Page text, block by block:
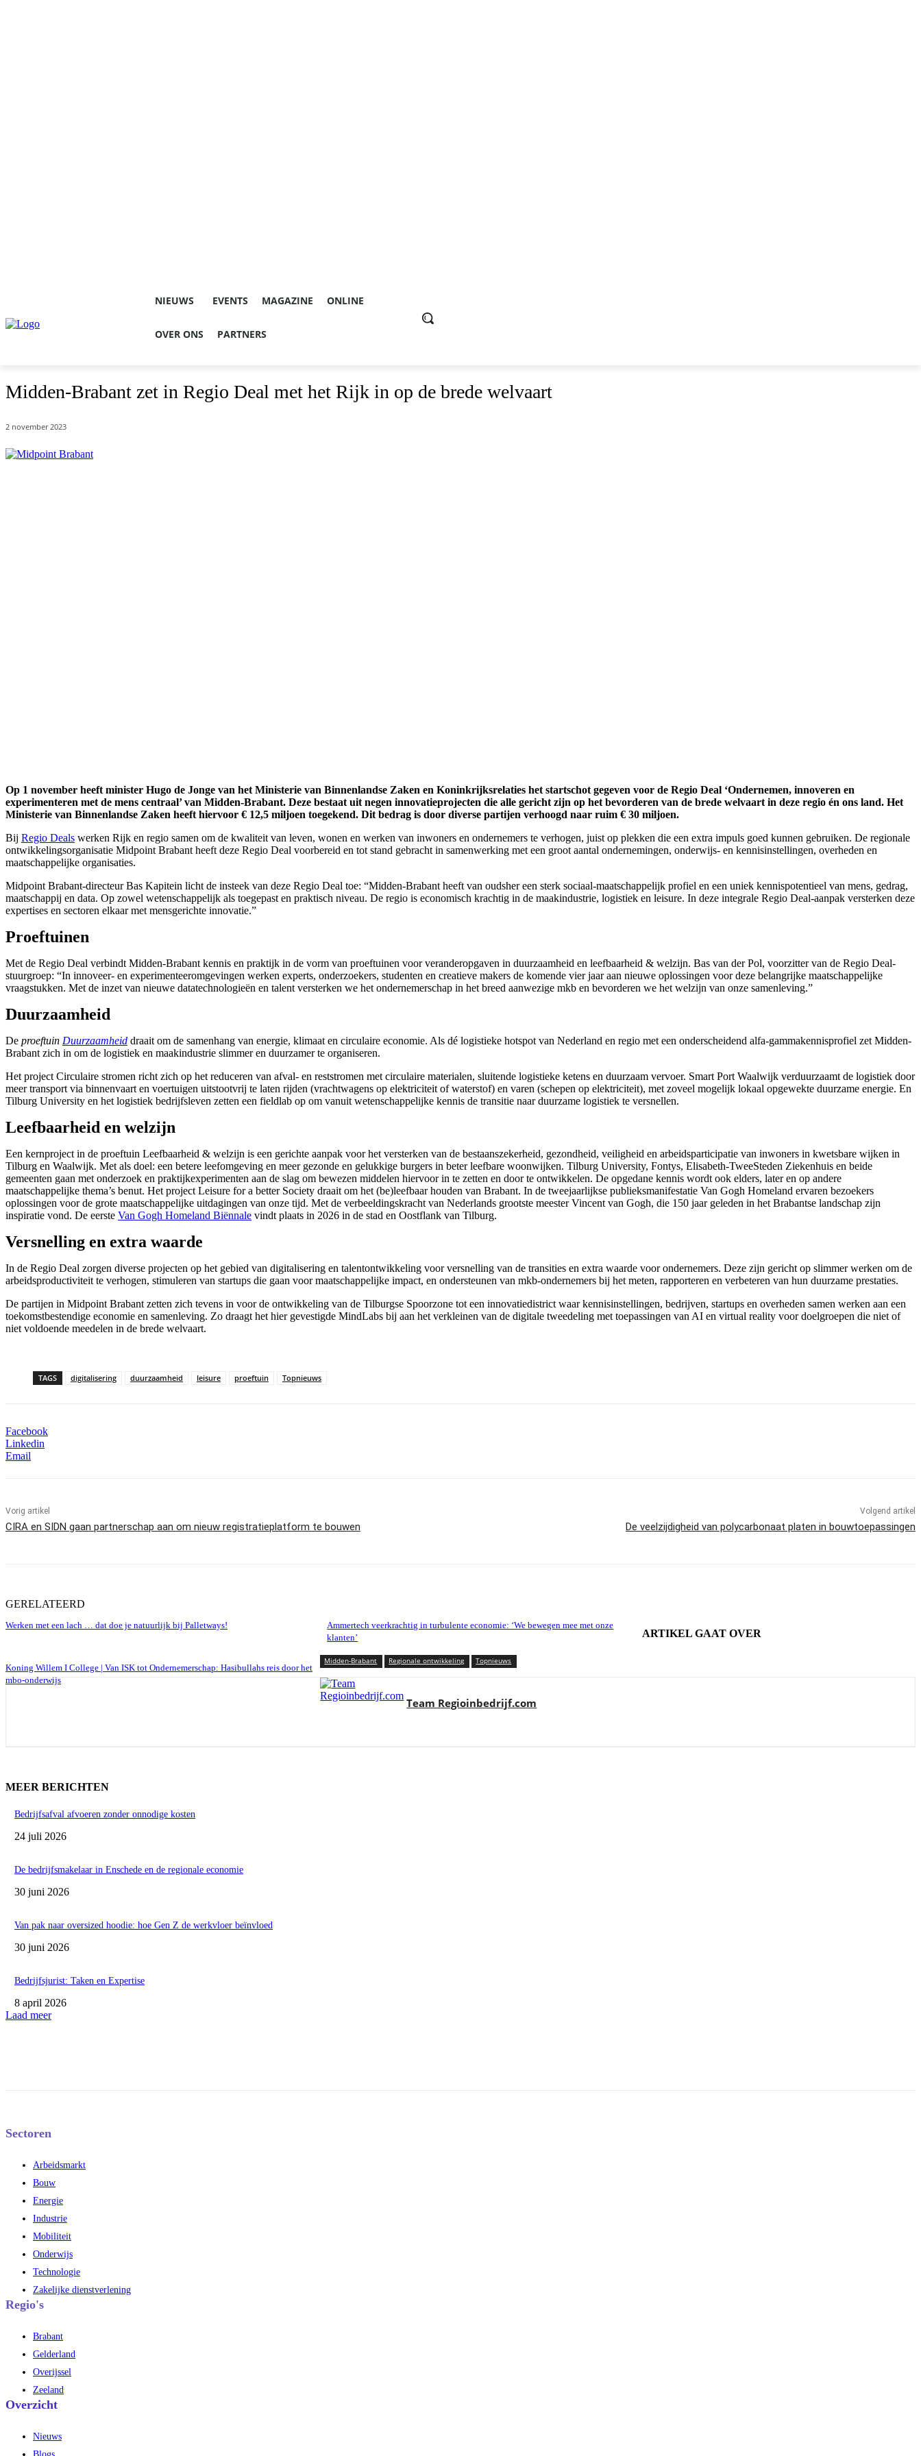
NIEUWS EVENTS MAGAZINE ONLINE
OVER ONS PARTNERS
Midden-Brabant zet in Regio Deal met het Rijk in op de brede welvaart
2 november 2023
Op 1 november heeft minister Hugo de Jonge van het Ministerie van Binnenlandse Zaken en Koninkrijksrelaties het startschot gegeven voor de Regio Deal ‘Ondernemen, innoveren en
experimenteren met de mens centraal’ van Midden-Brabant. Deze bestaat uit negen innovatieprojecten die alle gericht zijn op het bevorderen van de brede welvaart in deze regio én ons land. Het
Ministerie van Binnenlandse Zaken heeft hiervoor € 12,5 miljoen toegekend. Dit bedrag is door diverse partijen verhoogd naar ruim € 30 miljoen.
Bij Regio Deals werken Rijk en regio samen om de kwaliteit van leven, wonen en werken van inwoners en ondernemers te verhogen, juist op plekken die een extra impuls goed kunnen gebruiken. De regionale
ontwikkelingsorganisatie Midpoint Brabant heeft deze Regio Deal voorbereid en tot stand gebracht in samenwerking met een groot aantal ondernemingen, onderwijs- en kennisinstellingen, overheden en
maatschappelijke organisaties.
Midpoint Brabant-directeur Bas Kapitein licht de insteek van deze Regio Deal toe: “Midden-Brabant heeft van oudsher een sterk sociaal-maatschappelijk profiel en een uniek kennispotentieel van mens, gedrag,
maatschappij en data. Op zowel wetenschappelijk als toegepast en praktisch niveau. De regio is economisch krachtig in de maakindustrie, logistiek en leisure. In deze integrale Regio Deal-aanpak versterken deze
expertises en sectoren elkaar met mensgerichte innovatie.”
Proeftuinen
Met de Regio Deal verbindt Midden-Brabant kennis en praktijk in de vorm van proeftuinen voor veranderopgaven in duurzaamheid en leefbaarheid & welzijn. Bas van der Pol, voorzitter van de Regio Deal-
stuurgroep: “In innoveer- en experimenteeromgevingen werken experts, onderzoekers, studenten en creatieve makers de komende vier jaar aan nieuwe oplossingen voor deze belangrijke maatschappelijke
vraagstukken. Met de inzet van nieuwe datatechnologieën en talent versterken we het ondernemerschap in het breed aanwezige mkb en bevorderen we het welzijn van onze samenleving.”
Duurzaamheid
De proeftuin Duurzaamheid draait om de samenhang van energie, klimaat en circulaire economie. Als dé logistieke hotspot van Nederland en regio met een onderscheidend alfa-gammakennisprofiel zet Midden-
Brabant zich in om de logistiek en maakindustrie slimmer en duurzamer te organiseren.
Het project Circulaire stromen richt zich op het reduceren van afval- en reststromen met circulaire materialen, sluitende logistieke ketens en duurzaam vervoer. Smart Port Waalwijk verduurzaamt de logistiek door
meer transport via binnenvaart en voertuigen uitstootvrij te laten rijden (vrachtwagens op elektriciteit of waterstof) en varen (schepen op elektriciteit), met zoveel mogelijk lokaal opgewekte duurzame energie. En
Tilburg University en het logistiek bedrijfsleven zetten een fieldlab op om vanuit wetenschappelijke kennis de transitie naar duurzame logistiek te versnellen.
Leefbaarheid en welzijn
Een kernproject in de proeftuin Leefbaarheid & welzijn is een gerichte aanpak voor het versterken van de bestaanszekerheid, gezondheid, veiligheid en arbeidsparticipatie van inwoners in kwetsbare wijken in
Tilburg en Waalwijk. Met als doel: een betere leefomgeving en meer gezonde en gelukkige burgers in beter leefbare woonwijken. Tilburg University, Fontys, Elisabeth-TweeSteden Ziekenhuis en beide
gemeenten gaan met onderzoek en praktijkexperimenten aan de slag om bewezen middelen hiervoor in te zetten en door te ontwikkelen. De opgedane kennis wordt ook elders, later en op andere
maatschappelijke thema’s benut. Het project Leisure for a better Society draait om het (be)leefbaar houden van Brabant. In de tweejaarlijkse publieksmanifestatie Van Gogh Homeland ervaren bezoekers
oplossingen voor de grote maatschappelijke uitdagingen van onze tijd. Met de verbeeldingskracht van Nederlands grootste meester Vincent van Gogh, die 150 jaar geleden in het Brabantse landschap zijn
inspiratie vond. De eerste Van Gogh Homeland Biënnale vindt plaats in 2026 in de stad en Oostflank van Tilburg.
Versnelling en extra waarde
In de Regio Deal zorgen diverse projecten op het gebied van digitalisering en talentontwikkeling voor versnelling van de transities en extra waarde voor ondernemers. Deze zijn gericht op slimmer werken om de
arbeidsproductiviteit te verhogen, stimuleren van startups die gaan voor maatschappelijke impact, en ondersteunen van mkb-ondernemers bij het meten, rapporteren en verbeteren van hun duurzame prestaties.
De partijen in Midpoint Brabant zetten zich tevens in voor de ontwikkeling van de Tilburgse Spoorzone tot een innovatiedistrict waar kennisinstellingen, bedrijven, startups en overheden samen werken aan een
toekomstbestendige economie en samenleving. Zo draagt het hier gevestigde MindLabs bij aan het verkleinen van de digitale tweedeling met toepassingen van AI en virtual reality voor doelgroepen die niet of
niet voldoende meedelen in de brede welvaart.
TAGS digitalisering duurzaamheid leisure proeftuin Topnieuws
Facebook
Linkedin
Email
Vorig artikel
CIRA en SIDN gaan partnerschap aan om nieuw registratieplatform te bouwen
Volgend artikel
De veelzijdigheid van polycarbonaat platen in bouwtoepassingen
GERELATEERD
Werken met een lach … dat doe je natuurlijk bij Palletways!
Ammertech veerkrachtig in turbulente economie: ‘We bewegen mee met onze
klanten’
Koning Willem I College | Van ISK tot Ondernemerschap: Hasibullahs reis door het
mbo-onderwijs
ARTIKEL GAAT OVER
Midden-Brabant Regionale ontwikkeling Topnieuws
Team Regioinbedrijf.com
MEER BERICHTEN
Bedrijfsafval afvoeren zonder onnodige kosten
24 juli 2026
De bedrijfsmakelaar in Enschede en de regionale economie
30 juni 2026
Van pak naar oversized hoodie: hoe Gen Z de werkvloer beïnvloed
30 juni 2026
Bedrijfsjurist: Taken en Expertise
8 april 2026
Laad meer
Sectoren
Arbeidsmarkt
Bouw
Energie
Industrie
Mobiliteit
Onderwijs
Technologie
Zakelijke dienstverlening
Regio's
Brabant
Gelderland
Overijssel
Zeeland
Overzicht
Nieuws